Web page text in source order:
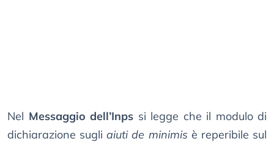
Nel Messaggio dell’Inps si legge che il modulo di
dichiarazione sugliaiuti de minimis è reperibile sul